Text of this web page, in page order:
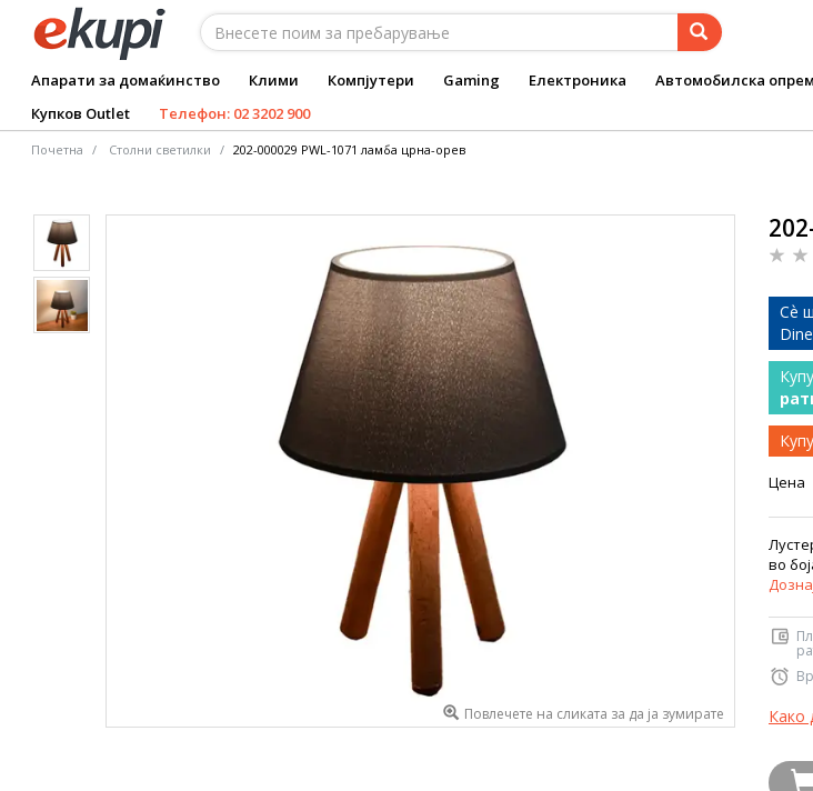
Апарати за домаќинство Клими Компјутери Gaming Електроника Автомобилска
Купков Outlet
Телефон: 02 3202 900
Почетна Столни светилки 202-000029 PWL-1071 ламба црна-орев
Повлечете на сликата за да ја зумирате
Сѐ
Цена
во
Како